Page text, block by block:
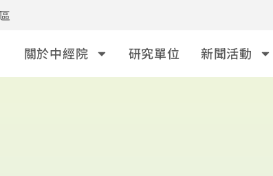
關於中經院 研究單位 新聞活動